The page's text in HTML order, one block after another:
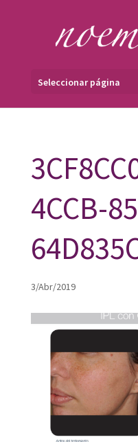
Seleccionar página
4CCB-
3/Abr/2019